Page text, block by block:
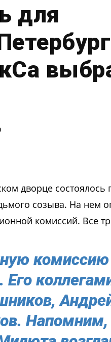
для
дворце состоялось
созыва. На нем
комиссий. Все
комиссию
Напомним,